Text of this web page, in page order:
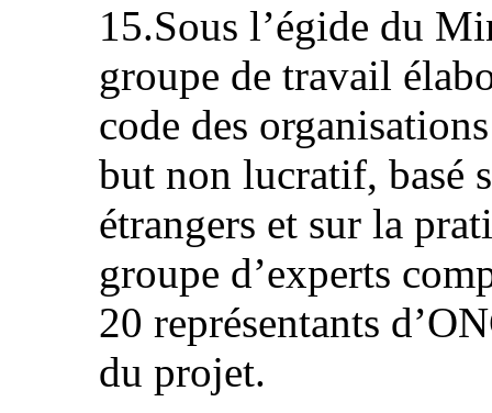
15.Sous l’égide du
groupe de travail
code des
but non lucratif, basé
étrangers et sur la
groupe d’experts
20 représentants
du projet.